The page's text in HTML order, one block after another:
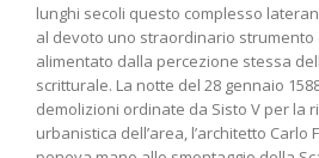
lunghi secoli questo complesso
al devoto uno straordinario
alimentato dalla percezione stessa
scritturale. La notte del 28 gennaio
demolizioni ordinate da Sisto V per la
urbanistica dell’area, l’architetto Carlo